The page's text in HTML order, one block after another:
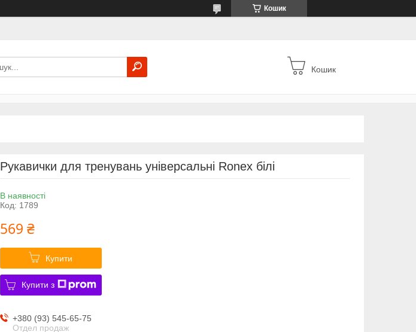
Кошик
Кошик
Рукавички для тренувань універсальні Ronex білі
В наявності
Код: 1789
569 ₴
Купити
Купити з
+380 (93) 545-65-75
Отдел продаж